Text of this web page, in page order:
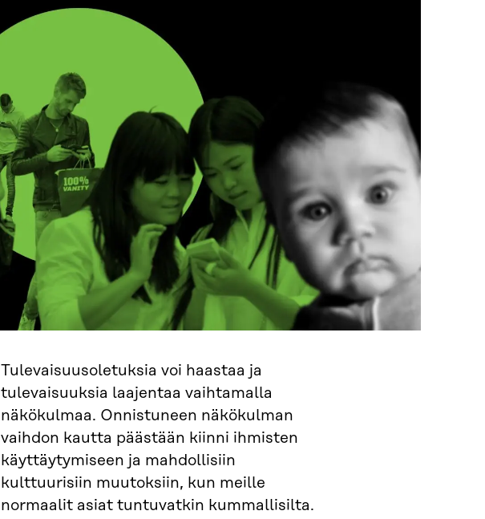
Tulevaisuusoletuksia voi haastaa ja
tulevaisuuksia laajentaa vaihtamalla
näkökulmaa. Onnistuneen näkökulman
vaihdon kautta päästään kiinni ihmisten
käyttäytymiseen ja mahdollisiin
kulttuurisiin muutoksiin, kun meille
normaalit asiat tuntuvatkin kummallisilta.